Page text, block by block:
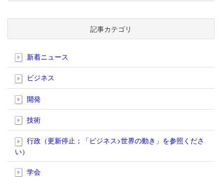
記事カテゴリ
新着ニュース
ビジネス
開発
技術
行政（更新停止；「ビジネス>世界の動き」を参照くださ
い）
学会